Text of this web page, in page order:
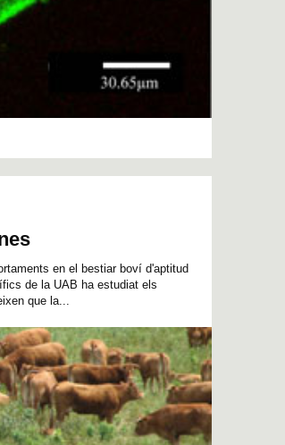
en el bestiar boví d'aptitud
de la UAB ha estudiat els
que la...